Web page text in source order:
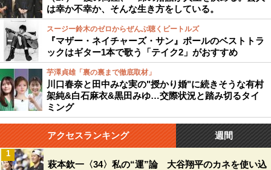
は幸か不幸か、そんな生き方をしている。
スージー鈴木のゼロからぜんぶ聴くビートルズ
『マザー・ネイチャーズ・サン』ポールのベストトラ
ックはギター1本で歌う「テイク2」がおすすめ
芋澤貞雄「裏の裏まで徹底取材」
川口春奈と田中みな実の"授かり婚"に続きそうな有村
架純&白石麻衣&黒田みゆ…交際状況と踏み切るタイ
ミング
アクセスランキング 週間
萩本欽一〈34〉私の“運”論 大谷翔平のカネを使い込
1